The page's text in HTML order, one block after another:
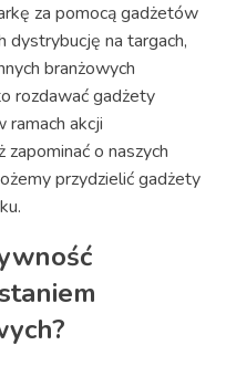
za pomocą gadżetów
dystrybucję na targach,
branżowych
rozdawać gadżety
ramach akcji
o naszych
przydzielić gadżety